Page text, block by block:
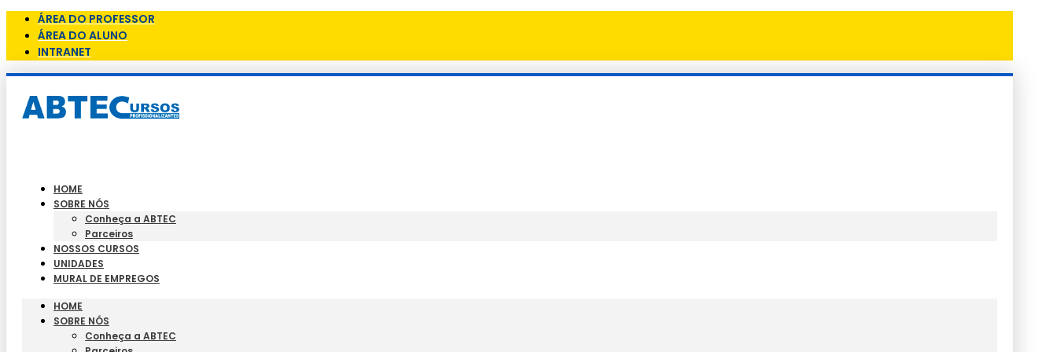
ÁREA DO PROFESSOR
ÁREA DO ALUNO
INTRANET
HOME
SOBRE NÓS
Conheça a ABTEC
Parceiros
NOSSOS CURSOS
UNIDADES
MURAL DE EMPREGOS
HOME
SOBRE NÓS
Conheça a ABTEC